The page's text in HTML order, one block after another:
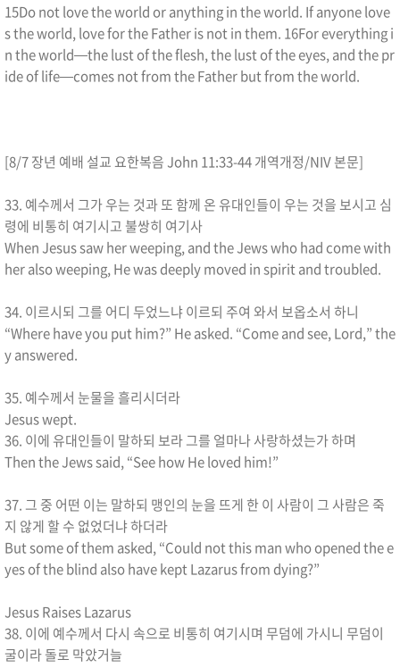
15Do not love the world or anything in the world. If anyone love
s the world, love for the Father is not in them. 16For everything i
n the world—the lust of the flesh, the lust of the eyes, and the pr
ide of life—comes not from the Father but from the world.
[8/7 장년 예배 설교 요한복음 John 11:33-44 개역개정/NIV 본문]
33. 예수께서 그가 우는 것과 또 함께 온 유대인들이 우는 것을 보시고 심
령에 비통히 여기시고 불쌍히 여기사
When Jesus saw her weeping, and the Jews who had come with
her also weeping, He was deeply moved in spirit and troubled.
34. 이르시되 그를 어디 두었느냐 이르되 주여 와서 보옵소서 하니
“Where have you put him?” He asked. “Come and see, Lord,” the
y answered.
35. 예수께서 눈물을 흘리시더라
Jesus wept.
36. 이에 유대인들이 말하되 보라 그를 얼마나 사랑하셨는가 하며
Then the Jews said, “See how He loved him!”
37. 그 중 어떤 이는 말하되 맹인의 눈을 뜨게 한 이 사람이 그 사람은 죽
지 않게 할 수 없었더냐 하더라
But some of them asked, “Could not this man who opened the e
yes of the blind also have kept Lazarus from dying?”
Jesus Raises Lazarus
38. 이에 예수께서 다시 속으로 비통히 여기시며 무덤에 가시니 무덤이
굴이라 돌로 막았거늘